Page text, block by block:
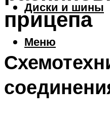
Диски и шины
Меню
прицепа